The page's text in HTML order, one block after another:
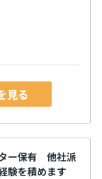
見る
ター保有 他社派
験を積めます